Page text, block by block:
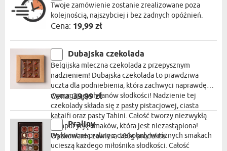
Twoje zamówienie zostanie zrealizowane poza
kolejnością, najszybciej i bez żadnych opóźnień.
Cena: 19,99 zł
Dubajska czekolada
Belgijska mleczna czekolada z przepysznym
nadzieniem! Dubajska czekolada to prawdziwa
uczta dla podniebienia, która zachwyci naprawdę
wymagających fanów słodkości! Nadzienie tej
czekolady składa się z pasty pistacjowej, ciasta
kataifi oraz pasty Tahini. Całość tworzy niezwykłą
kompozycję smaków, która jest niezastąpiona!
Opakowanie zawiera 100g produktu
Cena:39,99 zł
Praliny
Wykwintne praliny z czekolady w różnych smakach
ucieszą każdego miłośnika słodkości. Całość